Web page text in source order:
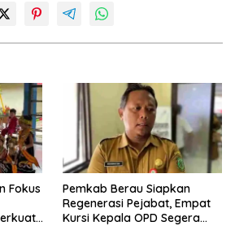
Fokus
Pemkab Berau Siapkan
Regenerasi Pejabat, Empat
Kursi Kepala OPD Segera